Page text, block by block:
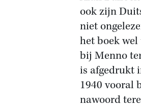
ook zijn
niet
het boek
bij Menno
is afgedrukt
1940 vooral
nawoord